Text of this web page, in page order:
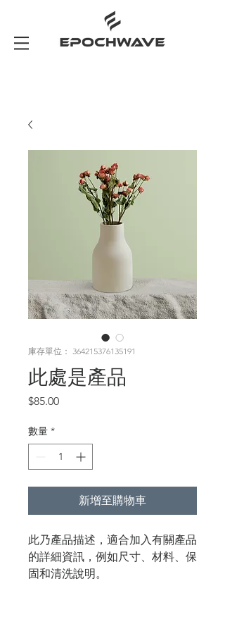
庫存單位： 364215376135191
此處是產品
$85.00價
數量 *
新增至購物車
此乃產品描述，適合加入有關產品
的詳細資訊，例如尺寸、材料、保
固和清洗說明。